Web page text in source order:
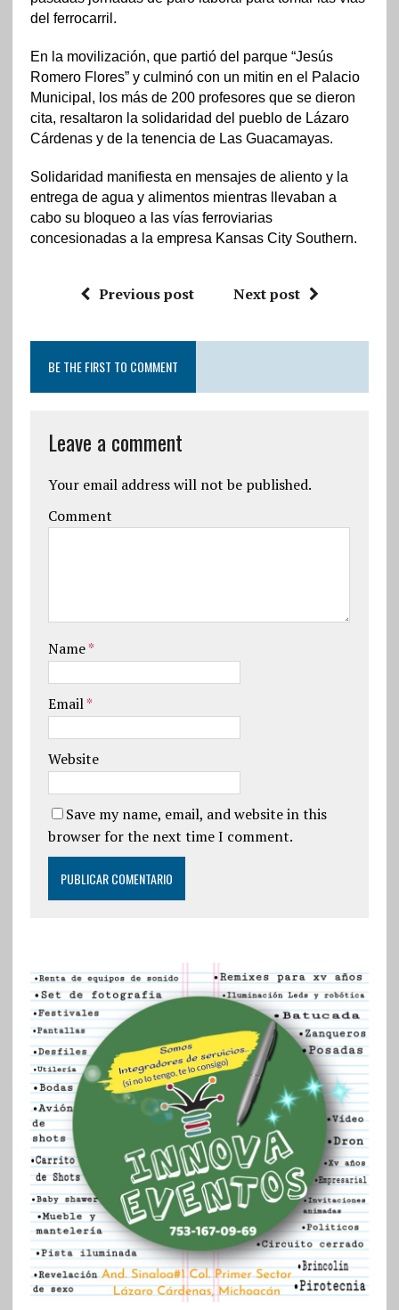
del ferrocarril.
En la movilización, que partió del parque “Jesús
Romero Flores” y culminó con un mitin en el Palacio
Municipal, los más de 200 profesores que se dieron
cita, resaltaron la solidaridad del pueblo de Lázaro
Cárdenas y de la tenencia de Las Guacamayas.
Solidaridad manifiesta en mensajes de aliento y la
entrega de agua y alimentos mientras llevaban a
cabo su bloqueo a las vías ferroviarias
concesionadas a la empresa Kansas City Southern.
Previous post Next post
BE THE FIRST TO COMMENT
Leave a comment
Your email address will not be published.
Comment
Name*
Email*
Website
Save my name, email, and website in this
browser for the next time I comment.